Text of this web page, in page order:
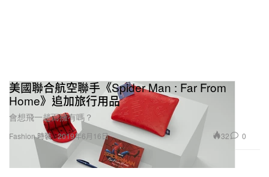
Fashion 時裝
美國聯合航空聯手《Spider Man : Far From
Home》追加旅行用品
會想飛一趟而擁有嗎？
2019年6月16日 32 0